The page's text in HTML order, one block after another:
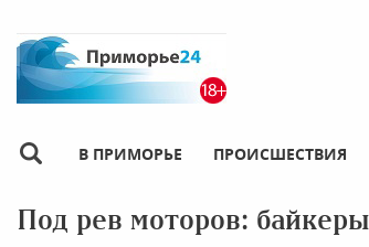
В ПРИМОРЬЕ ПРОИСШЕСТВИЯ
Под рев моторов: